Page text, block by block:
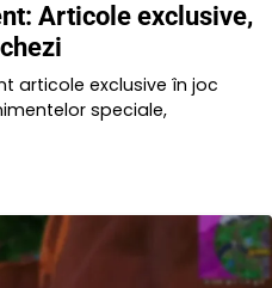
Articole exclusive,
articole exclusive în joc
speciale,